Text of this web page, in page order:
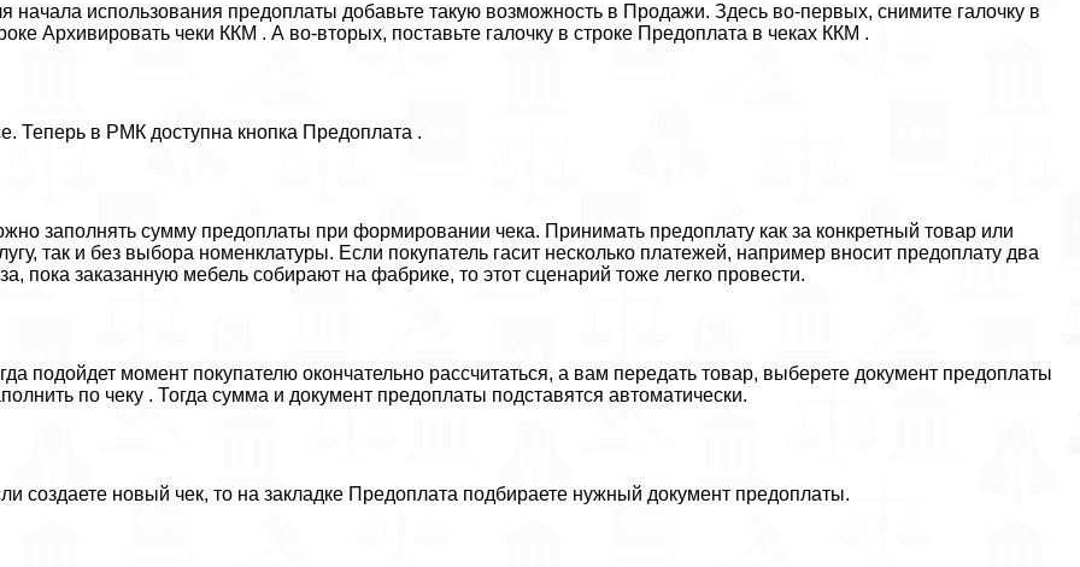
начала использования предоплаты добавьте такую возможность в Продажи. Здесь во-первых, снимите галочку в
Архивировать чеки ККМ . А во-вторых, поставьте галочку в строке Предоплата в чеках ККМ .
Теперь в РМК доступна кнопка Предоплата .
заполнять сумму предоплаты при формировании чека. Принимать предоплату как за конкретный товар или
так и без выбора номенклатуры. Если покупатель гасит несколько платежей, например вносит предоплату два
пока заказанную мебель собирают на фабрике, то этот сценарий тоже легко провести.
подойдет момент покупателю окончательно рассчитаться, а вам передать товар, выберете документ предоплаты
по чеку . Тогда сумма и документ предоплаты подставятся автоматически.
создаете новый чек, то на закладке Предоплата подбираете нужный документ предоплаты.